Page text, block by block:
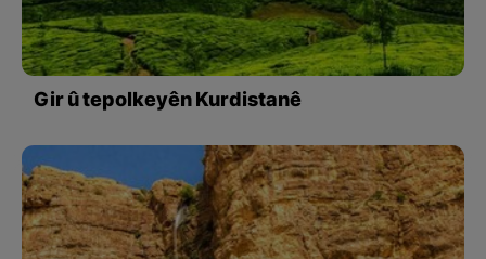
Gir û tepolkeyên Kurdistanê